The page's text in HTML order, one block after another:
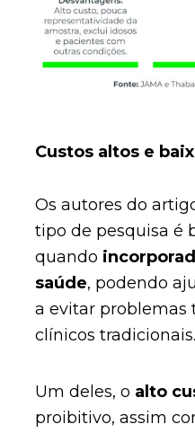
Custos altos e
Os autores do
tipo de pesquisa é
quando
saúde, podendo
a evitar problemas
clínicos tradicionais.
Um deles, o alto
proibitivo, assim